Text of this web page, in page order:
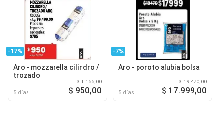
-17%
Aro - mozzarella cilindro /
trozado
5 días
$ 1.155,00
$ 950,00
-7%
Aro - poroto alubia bolsa
5 días
$ 19.470,00
$ 17.999,00